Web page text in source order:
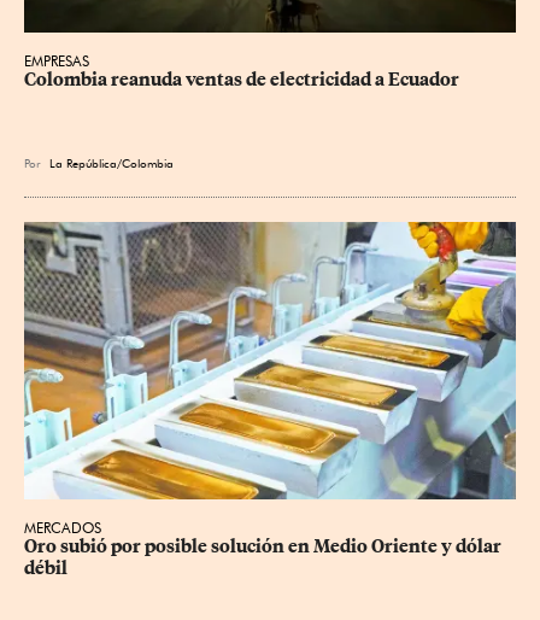
EMPRESAS
Colombia reanuda ventas de electricidad a Ecuador
Por La República/Colombia
MERCADOS
Oro subió por posible solución en Medio Oriente y dólar
débil